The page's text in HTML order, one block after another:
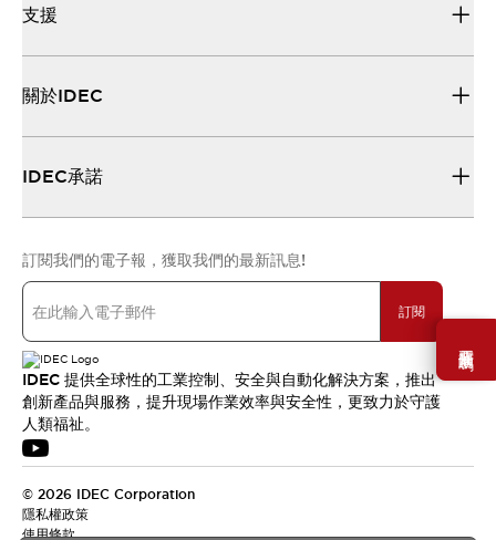
需要幫助嗎？
支援
關於IDEC
IDEC承諾
訂閱我們的電子報，獲取我們的最新訊息!
訂閱
IDEC 提供全球性的工業控制、安全與自動化解決方案，推出
創新產品與服務，提升現場作業效率與安全性，更致力於守護
人類福祉。
© 2026 IDEC Corporation
隱私權政策
使用條款